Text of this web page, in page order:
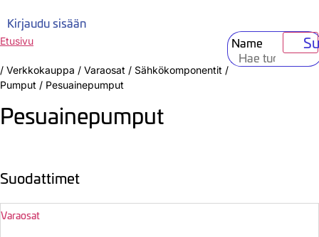
Kirjaudu sisään
Name
Etusivu
/ Verkkokauppa / Varaosat / Sähkökomponentit /
Pumput / Pesuainepumput
Pesuainepumput
Suodattimet
Varaosat